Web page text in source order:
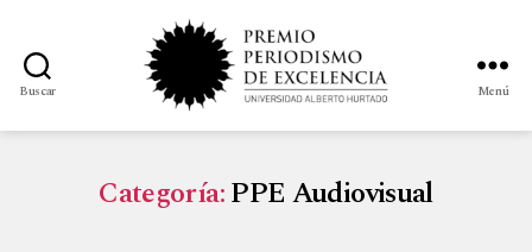
Buscar Menú
Categoría:PPE Audiovisual